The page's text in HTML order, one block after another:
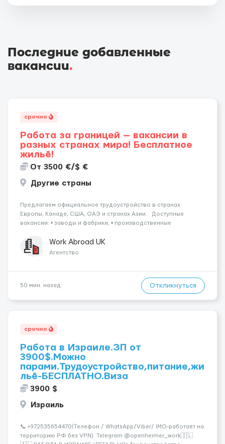
Последние добавленные
вакансии.
срочно
Работа за границей — вакансии в
разных странах мира! Бесплатное
жильё!
От 3500 €/$ €
Другие страны
Предлагаем официальное трудоустройство в странах
Европы, Канаде, США, ОАЭ и странах Азии. Доступные
вакансии: • заводы и фабрики; • производственные
водители (различные категории); •...
Work Abroad UK
Агентство
50 мин. назад Откликнуться
срочно
Работа в Израиле.ЗП от
3900$.Можно
парами.Трудоустройство,питание,жи
льё-БЕСПЛАТНО.Виза
3900 $
Израиль
📞 +972535654470(Телефон / WhatsApp/Viber/ IMO-работает на
территорию РФ без VPN) Telegram @openheimer_work🇮🇱